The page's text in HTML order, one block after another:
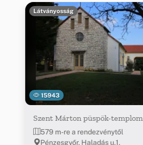
15943
Látványosság
Szent Márton püspök-templom
579 m-re a rendezvénytől
Pénzesgyőr, Haladás u.1.